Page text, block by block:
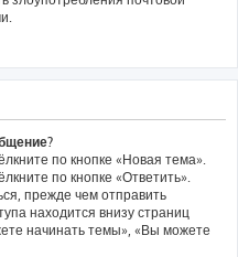
по кнопке «Новая тема».
по кнопке «Ответить».
прежде чем отправить
находится внизу страниц
начинать темы», «Вы можете